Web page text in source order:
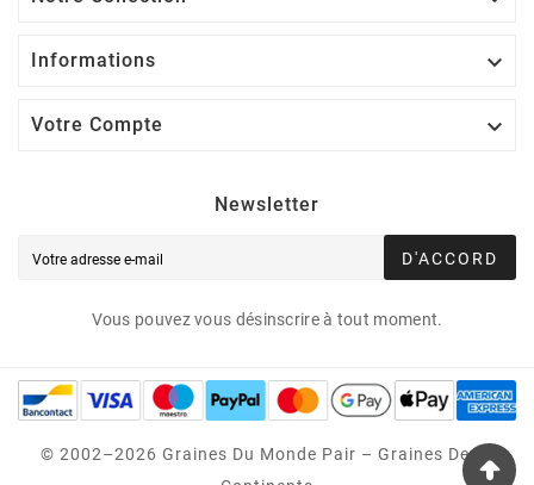
Informations 
Votre Compte 
Newsletter
D'ACCORD
Vous pouvez vous désinscrire à tout moment.
© 2002–2026 Graines Du Monde Pair – Graines Des 5